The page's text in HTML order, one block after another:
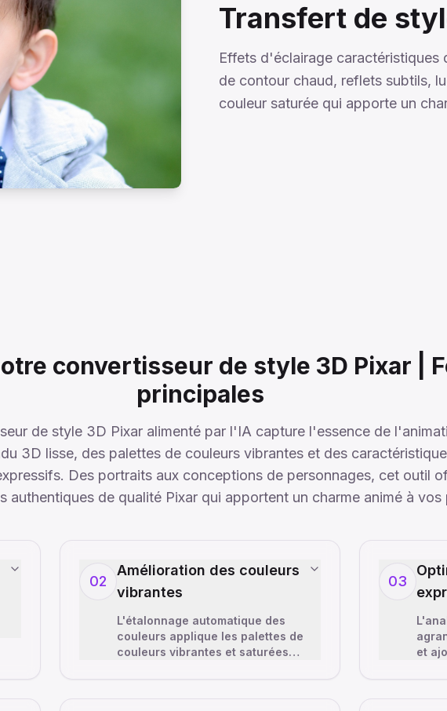
Transfert de
Effets d'éclairage caractéristiques
de contour chaud, reflets subtils,
couleur saturée qui apporte un
convertisseur de style 3D Pixar |
principales
de style 3D Pixar alimenté par l'IA capture l'essence de
3D lisse, des palettes de couleurs vibrantes et des
Des portraits aux conceptions de personnages, cet outil
authentiques de qualité Pixar qui apportent un charme animé à vos
02
Amélioration des couleurs
vibrantes
L'étalonnage automatique des
couleurs applique les palettes de
couleurs vibrantes et saturées
03
et